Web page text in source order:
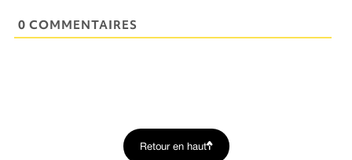
0 COMMENTAIRES
Retour en haut